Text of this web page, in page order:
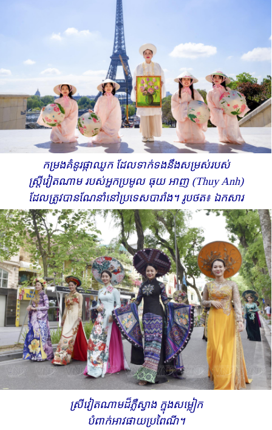
កម្រងគំនូរផ្កាឈូក ដែលទាក់ទងនឹងសម្រស់របស់
ស្ត្រីវៀតណាម របស់អ្នកប្រមូល ធុយ អាញ (Thuy Anh)
ដែលត្រូវបានណែនាំនៅប្រទេសបារាំង។ រូបថត៖ ឯកសារ
ស្រីវៀតណាមដ៏ភ្លឺស្វាង ក្នុងសម្លៀក
បំពាក់អាវផាយប្រពៃណី។